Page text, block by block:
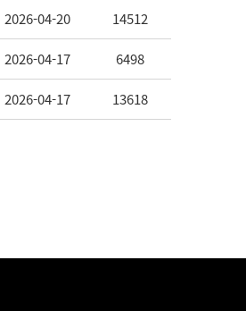
2026-04-20 14512
2026-04-17 6498
2026-04-17 13618